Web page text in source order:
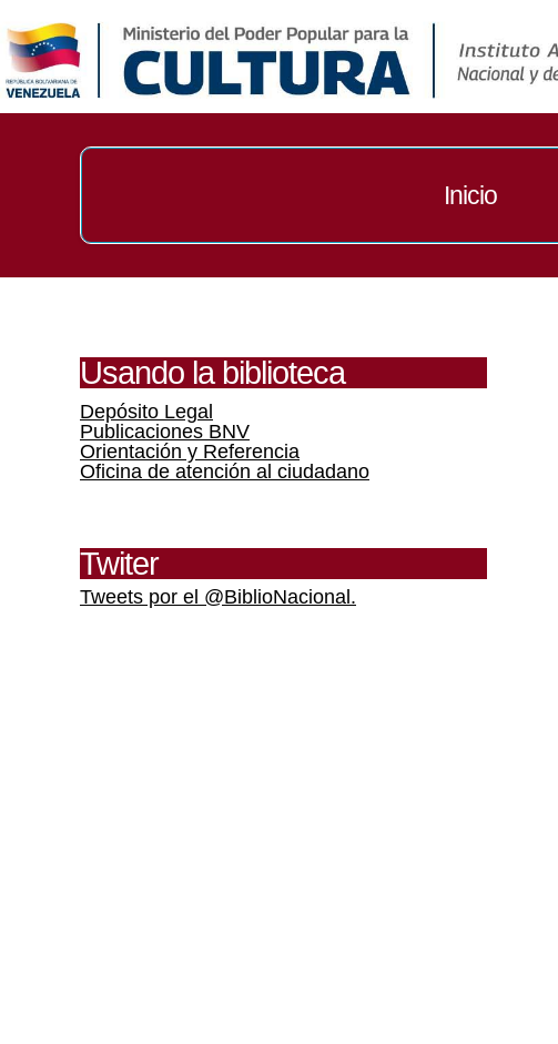
Inicio
Usando la biblioteca
Depósito Legal
Publicaciones BNV
Orientación y Referencia
Oficina de atención al ciudadano
Twiter
Tweets por el @BiblioNacional.